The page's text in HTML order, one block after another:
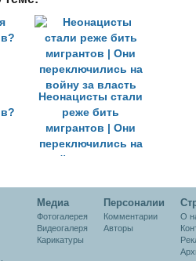
Неонацисты стали
реже бить
мигрантов | Они
переключились на
войну за власть
Медиа
Фотогалерея
Видеогалеря
Карикатуры
Персоналии
Комментарии
Авторы
О